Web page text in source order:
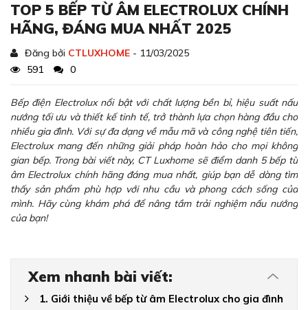
TOP 5 BẾP TỪ ÂM ELECTROLUX CHÍNH
HÃNG, ĐÁNG MUA NHẤT 2025
Đăng bởi CTLUXHOME - 11/03/2025
591
0
Bếp điện Electrolux nổi bật với chất lượng bền bỉ, hiệu suất nấu
nướng tối ưu và thiết kế tinh tế, trở thành lựa chọn hàng đầu cho
nhiều gia đình. Với sự đa dạng về mẫu mã và công nghệ tiên tiến,
Electrolux mang đến những giải pháp hoàn hảo cho mọi không
gian bếp. Trong bài viết này, CT Luxhome sẽ điểm danh 5 bếp từ
âm Electrolux chính hãng đáng mua nhất, giúp bạn dễ dàng tìm
thấy sản phẩm phù hợp với nhu cầu và phong cách sống của
mình. Hãy cùng khám phá để nâng tầm trải nghiệm nấu nướng
của bạn!
Xem nhanh bài viết:
1. Giới thiệu về bếp từ âm Electrolux cho gia đình